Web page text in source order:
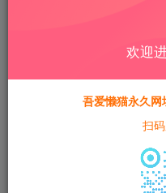
此内容为付费资源，请付费
猫
黄金会员猫粮15
本站所有资源均为网络收
欢迎
吾爱懒猫永久
扫